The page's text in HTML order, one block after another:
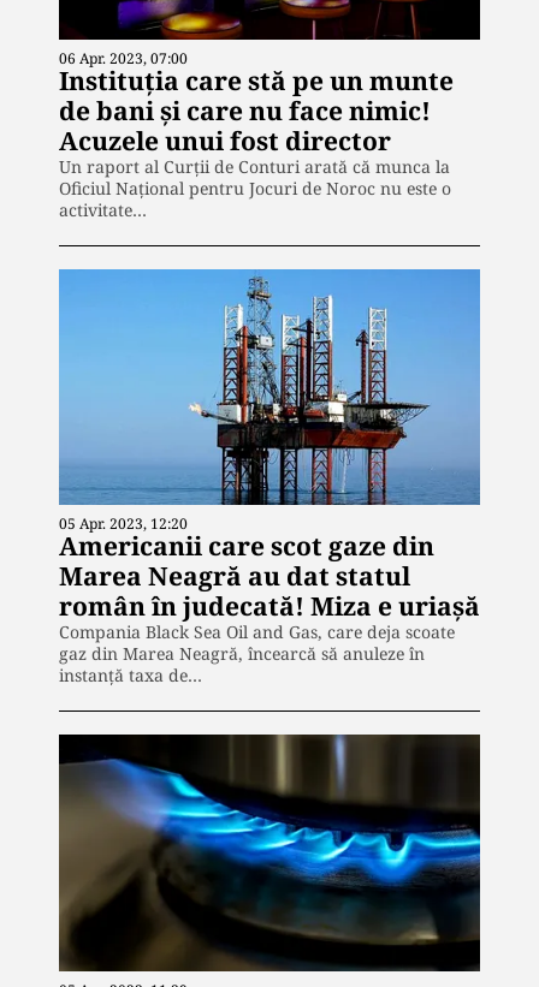
06 Apr. 2023, 07:00
Instituția care stă pe un munte
de bani și care nu face nimic!
Acuzele unui fost director
Un raport al Curții de Conturi arată că munca la
Oficiul Național pentru Jocuri de Noroc nu este o
activitate…
05 Apr. 2023, 12:20
Americanii care scot gaze din
Marea Neagră au dat statul
român în judecată! Miza e uriașă
Compania Black Sea Oil and Gas, care deja scoate
gaz din Marea Neagră, încearcă să anuleze în
instanță taxa de…